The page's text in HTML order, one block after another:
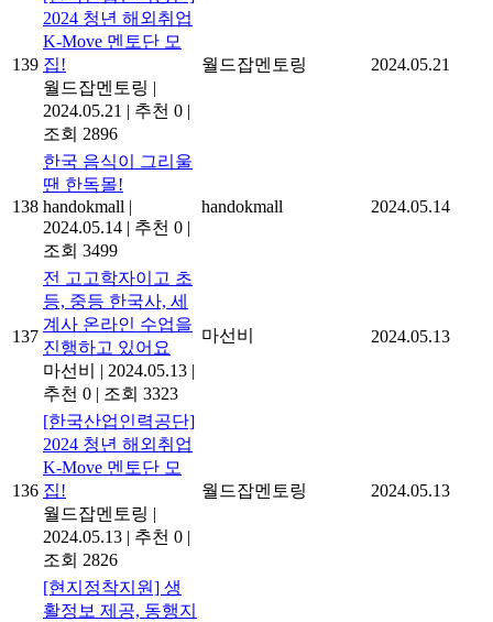
139
2024 청년 해외취업
K-Move 멘토단 모
집!
월드잡멘토링 |
2024.05.21 | 추천 0 |
조회 2896
월드잡멘토링 2024.05.21
138
한국 음식이 그리울
땐 한독몰!
handokmall |
2024.05.14 | 추천 0 |
조회 3499
handokmall 2024.05.14
137
전 고고학자이고 초
등, 중등 한국사, 세
계사 온라인 수업을
진행하고 있어요
마선비
| 2024.05.13 |
추천 0 | 조회 3323
마선비 2024.05.13
136
[한국산업인력공단]
2024 청년 해외취업
K-Move 멘토단 모
집!
월드잡멘토링 |
2024.05.13 | 추천 0 |
조회 2826
월드잡멘토링 2024.05.13
[현지정착지원] 생
활정보 제공, 동행지